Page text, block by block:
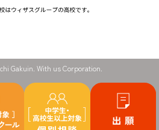
Gakuin. With us Corporation.